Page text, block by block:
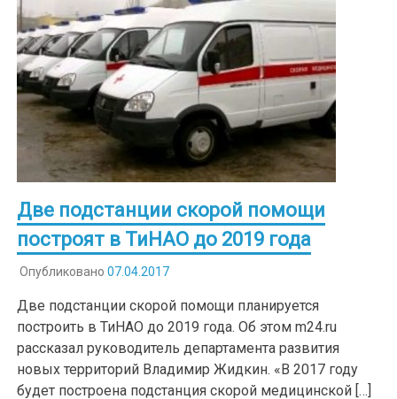
Две подстанции скорой помощи
построят в ТиНАО до 2019 года
Опубликовано 07.04.2017
Две подстанции скорой помощи планируется
построить в ТиНАО до 2019 года. Об этом m24.ru
рассказал руководитель департамента развития
новых территорий Владимир Жидкин. «В 2017 году
будет построена подстанция скорой медицинской […]